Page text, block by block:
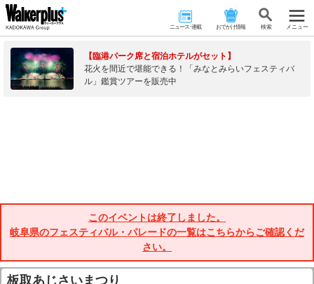
ニュース･連載 おでかけ情報 検 索 メニュー
【臨港パーク席と宿泊ホテルがセット】
花火を間近で堪能できる！「みなとみらいフェスティバ
ル」鑑賞ツアーを販売中
このイベントは終了しました。
岐阜県のフェスティバル・パレードの一覧はこちらからご確認くだ
さい。
板取あじさいまつり